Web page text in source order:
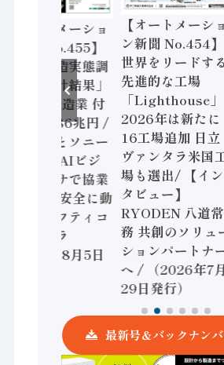
【オートメーショ
ン新聞 No.455】
「経済構造実態調
査二次集計結果」
2024年製造業 付
加価値額86兆円 /
三菱電機とソニー
セミコン AIビジ
ョンセンサで協業
/ IDEC、安全に動
かすセーフティコ
ントローラ
（2026年8月5日
【オートメーショ
ン新聞 No.454】
世界をリードする
先進的な工場
「Lighthouse」
2026年は新たに
16工場追加 日立
ヴァンタラ米国
場も選出/ 【イン
タビュー】
RYODEN 八道常
務 共創のソリュ
ションパートナ
へ / （2026年7
29日発行）
最新号＆バックナン